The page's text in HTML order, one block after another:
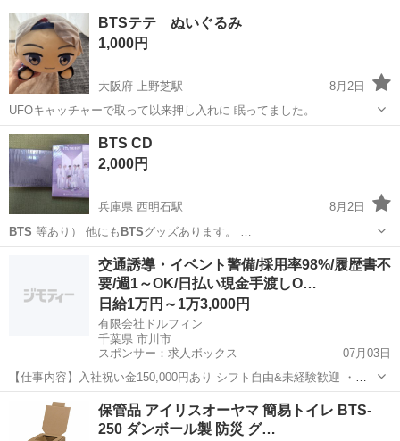
BTSテテ ぬいぐるみ
1,000円
大阪府 上野芝駅
8月2日
UFOキャッチャーで取って以来押し入れに 眠ってました。
大阪 堺市 上野芝駅
BTS CD
2,000円
兵庫県 西明石駅
8月2日
BTS
等あり） 他にも BTSグッズあります。 …
西明石駅 BTS
交通誘導・イベント警備/採用率98%/履歴書不
要/週1～OK/日払い現金手渡しO…
日給1万円～1万3,000円
有限会社ドルフィン
千葉県 市川市
スポンサー：求人ボックス
07月03日
【仕事内容】入社祝い金150,000円あり シフト自由&未経験歓迎
・直
行直帰OK ・一部車・自転車・バイク通勤OK ・週1～OK ・日払い・
週払いOK、現金手渡しも可能です! <仕事内容> 建築・土木工事現場
アルバイト・パート
保管品 アイリスオーヤマ 簡易トイレ BTS-
250 ダンボール製 防災 グ…